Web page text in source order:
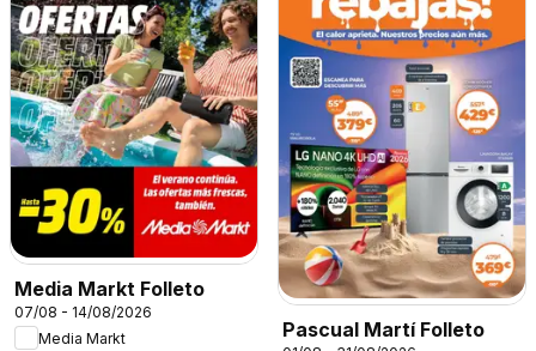
Media Markt Folleto
07/08 - 14/08/2026
Media Markt
Pascual Martí Folleto